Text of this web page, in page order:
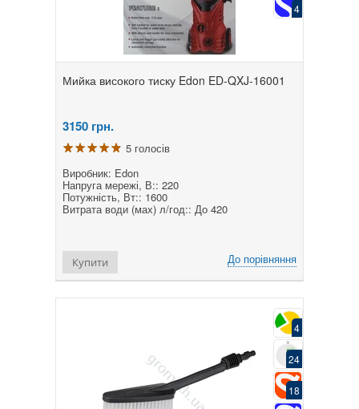
4
Мийка високого тиску Edon ED-QXJ-16001
3150 грн.
5 голосів
Виробник: Edon
Напруга мережі, В:: 220
Потужність, Вт:: 1600
Витрата води (мах) л/год:: До 420
До порівняння
Купити
4
24
18